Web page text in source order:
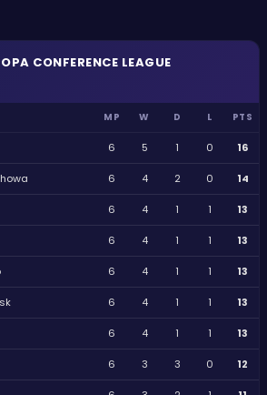
CONFERENCE LEAGUE
MP W D L PTS
6 5 1 0 16
6 4 2 0 14
6 4 1 1 13
6 4 1 1 13
6 4 1 1 13
6 4 1 1 13
6 4 1 1 13
6 3 3 0 12